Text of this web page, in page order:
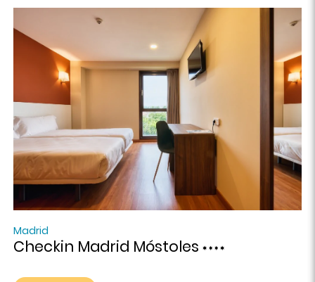
Madrid
Checkin Madrid Móstoles